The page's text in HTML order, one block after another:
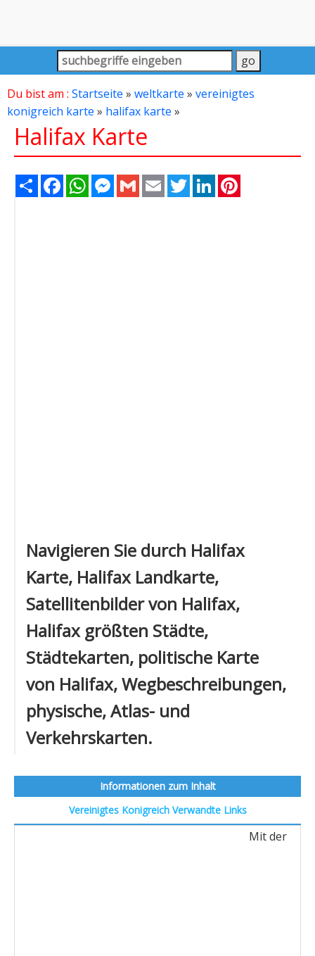
Du bist am : Startseite » weltkarte » vereinigtes
konigreich karte » halifax karte »
Halifax Karte
Share FacebookWhatsAppMessenger
Gmail Email TwitterLinkedIn
Navigieren Sie durch Halifax
Karte, Halifax Landkarte,
Satellitenbilder von Halifax,
Halifax größten Städte,
Städtekarten, politische Karte
von Halifax, Wegbeschreibungen,
physische, Atlas- und
Verkehrskarten.
Informationen zum Inhalt
Vereinigtes KonigreichVerwandte Links
Mit der